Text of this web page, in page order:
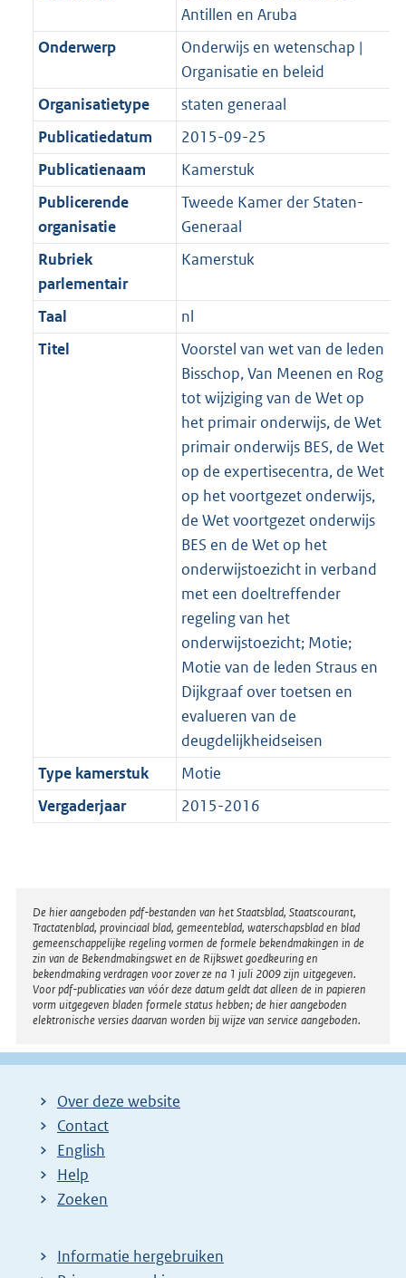
Antillen en Aruba
Onderwerp
Onderwijs en wetenschap |
Organisatie en beleid
Organisatietype
staten generaal
Publicatiedatum
2015-09-25
Publicatienaam
Kamerstuk
Publicerende
organisatie
Tweede Kamer der Staten-
Generaal
Rubriek
parlementair
Kamerstuk
Taal
nl
Titel
Voorstel van wet van de leden
Bisschop, Van Meenen en Rog
tot wijziging van de Wet op
het primair onderwijs, de Wet
primair onderwijs BES, de Wet
op de expertisecentra, de Wet
op het voortgezet onderwijs,
de Wet voortgezet onderwijs
BES en de Wet op het
onderwijstoezicht in verband
met een doeltreffender
regeling van het
onderwijstoezicht; Motie;
Motie van de leden Straus en
Dijkgraaf over toetsen en
evalueren van de
deugdelijkheidseisen
Type kamerstuk
Motie
Vergaderjaar
2015-2016
Disclaimer
De hier aangeboden pdf-bestanden van het Staatsblad, Staatscourant,
Tractatenblad, provinciaal blad, gemeenteblad, waterschapsblad en blad
gemeenschappelijke regeling vormen de formele bekendmakingen in de
zin van de Bekendmakingswet en de Rijkswet goedkeuring en
bekendmaking verdragen voor zover ze na 1 juli 2009 zijn uitgegeven.
Voor pdf-publicaties van vóór deze datum geldt dat alleen de in papieren
vorm uitgegeven bladen formele status hebben; de hier aangeboden
elektronische versies daarvan worden bij wijze van service aangeboden.
Over deze website
Contact
English
Help
Zoeken
Informatie hergebruiken